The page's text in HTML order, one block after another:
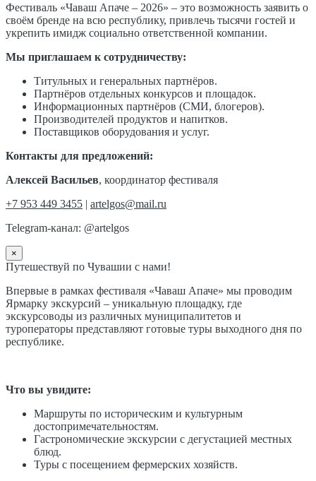
Фестиваль «Чаваш Апаче – 2026» – это возможность заявить о
своём бренде на всю республику, привлечь тысячи гостей и
укрепить имидж социально ответственной компании.
Мы приглашаем к сотрудничеству:
Титульных и генеральных партнёров.
Партнёров отдельных конкурсов и площадок.
Информационных партнёров (СМИ, блогеров).
Производителей продуктов и напитков.
Поставщиков оборудования и услуг.
Контакты для предложений:
Алексей Васильев, координатор фестиваля
+7 953 449 3455 | artelgos@mail.ru
Telegram-канал: @artelgos
×
Путешествуй по Чувашии с нами!
Впервые в рамках фестиваля «Чаваш Апаче» мы проводим
Ярмарку экскурсий – уникальную площадку, где
экскурсоводы из различных муниципалитетов и
туроператоры представляют готовые туры выходного дня по
республике.
Что вы увидите:
Маршруты по историческим и культурным
достопримечательностям.
Гастрономические экскурсии с дегустацией местных
блюд.
Туры с посещением фермерских хозяйств.